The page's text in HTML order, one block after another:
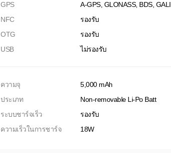
GPS
A-GPS, GLONASS, BDS, GALI
NFC
รองรับ
OTG
รองรับ
USB
ไม่รองรับ
ความจุ
5,000 mAh
ประเภท
Non-removable Li-Po Batt
ระบบชาร์จเร็ว
รองรับ
ความเร็วในการชาร์จ
18W